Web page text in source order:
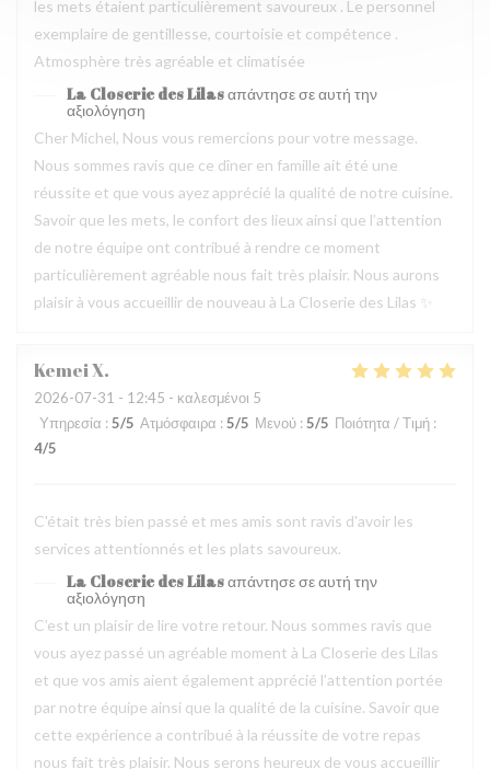
les mets étaient particulièrement savoureux . Le personnel
exemplaire de gentillesse, courtoisie et compétence .
Atmosphère très agréable et climatisée
La Closerie des Lilasαπάντησε σε αυτή την
αξιολόγηση
Cher Michel, Nous vous remercions pour votre message.
Nous sommes ravis que ce dîner en famille ait été une
réussite et que vous ayez apprécié la qualité de notre cuisine.
Savoir que les mets, le confort des lieux ainsi que l’attention
de notre équipe ont contribué à rendre ce moment
particulièrement agréable nous fait très plaisir. Nous aurons
plaisir à vous accueillir de nouveau à La Closerie des Lilas ✨
KemeiX
2026-07-31 - 12:45 - καλεσμένοι 5
Υπηρεσία : 5/5 Ατμόσφαιρα : 5/5 Μενού : 5/5 Ποιότητα / Τιμή :
4/5
C'était très bien passé et mes amis sont ravis d'avoir les
services attentionnés et les plats savoureux.
La Closerie des Lilasαπάντησε σε αυτή την
αξιολόγηση
C’est un plaisir de lire votre retour. Nous sommes ravis que
vous ayez passé un agréable moment à La Closerie des Lilas
et que vos amis aient également apprécié l’attention portée
par notre équipe ainsi que la qualité de la cuisine. Savoir que
cette expérience a contribué à la réussite de votre repas
nous fait très plaisir. Nous serons heureux de vous accueillir